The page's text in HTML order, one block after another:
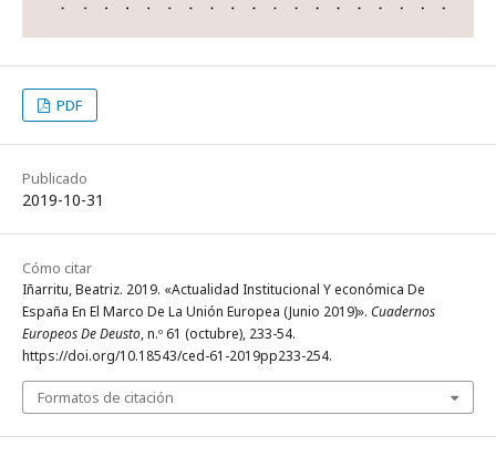
PDF
Publicado
2019-10-31
Cómo citar
Iñarritu, Beatriz. 2019. «Actualidad Institucional Y económica De
España En El Marco De La Unión Europea (Junio 2019)». Cuadernos
Europeos De Deusto, n.º 61 (octubre), 233-54.
https://doi.org/10.18543/ced-61-2019pp233-254.
Formatos de citación